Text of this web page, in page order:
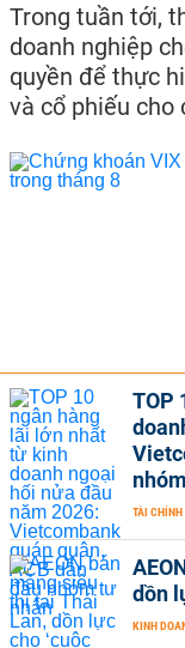
Trong tuần tới,
doanh nghiệp
quyền để thực
và cổ phiếu cho
TOP
TÀI CHÍNH
dồn
KINH